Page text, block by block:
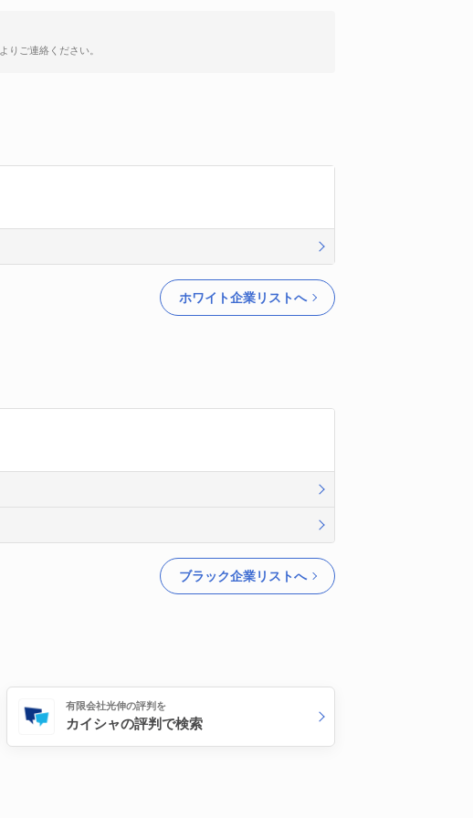
よりご連絡ください。
ホワイト企業リストへ
ブラック企業リストへ
有限会社光伸の評判を
カイシャの評判で検索